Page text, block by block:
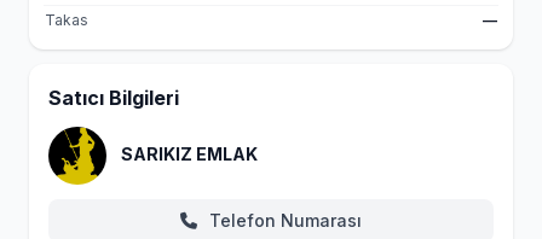
Takas
—
Satıcı Bilgileri
SARIKIZ EMLAK
Telefon Numarası